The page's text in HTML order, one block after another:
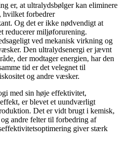
er, at ultralydsbølger kan eliminere
hvilket forbedrer
Og det er ikke nødvendigt at
reducerer miljøforurening.
ved mekanisk virkning og
Den ultralydsenergi er jævnt
der modtager energien, har den
tid er det velegnet til
og andre væsker.
med sin høje effektivitet,
er blevet et uundværligt
Det er vidt brugt i kemisk,
andre felter til forbedring af
giver stærk